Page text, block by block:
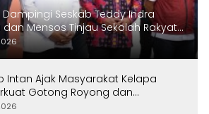
Dampingi Seskab Teddy Indra
dan Mensos Tinjau Sekolah Rakyat
Intan Ajak Masyarakat Kelapa
Gotong Royong dan